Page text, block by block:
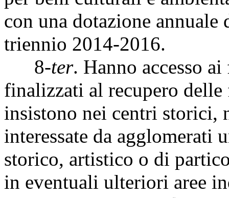
con una dotazione
triennio 2014-2016.
8-ter. Hanno accesso
finalizzati al recupero
insistono nei centri storici,
interessate da agglomerati
storico, artistico o di
in eventuali ulteriori aree